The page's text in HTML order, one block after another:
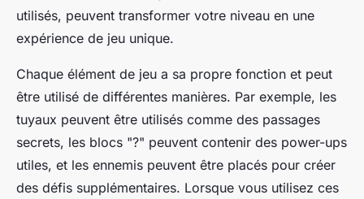
utilisés, peuvent transformer votre niveau en une
expérience de jeu unique.
Chaque élément de jeu a sa propre fonction et peut
être utilisé de différentes manières. Par exemple, les
tuyaux peuvent être utilisés comme des passages
secrets, les blocs "?" peuvent contenir des power-ups
utiles, et les ennemis peuvent être placés pour créer
des défis supplémentaires. Lorsque vous utilisez ces